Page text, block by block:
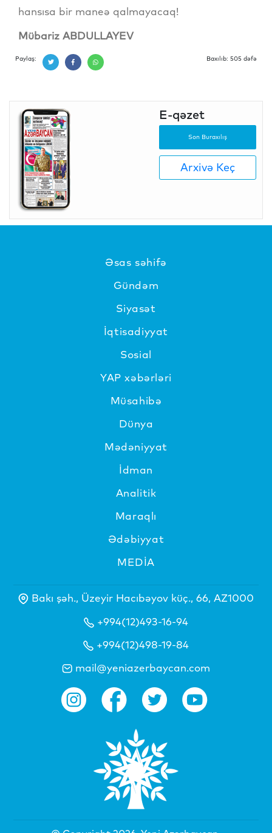
hansısa bir maneə qalmayacaq!
Mübariz ABDULLAYEV
Paylaş: Baxılıb: 505 dəfə
E-qəzet
Son Buraxılış
Arxivə Keç
Əsas səhifə
Gündəm
Siyasət
İqtisadiyyat
Sosial
YAP xəbərləri
Müsahibə
Dünya
Mədəniyyat
İdman
Analitik
Maraqlı
Ədəbiyyat
MEDİA
Bakı şəh., Üzeyir Hacıbəyov küç., 66, AZ1000
+994(12)493-16-94
+994(12)498-19-84
mail@yeniazerbaycan.com